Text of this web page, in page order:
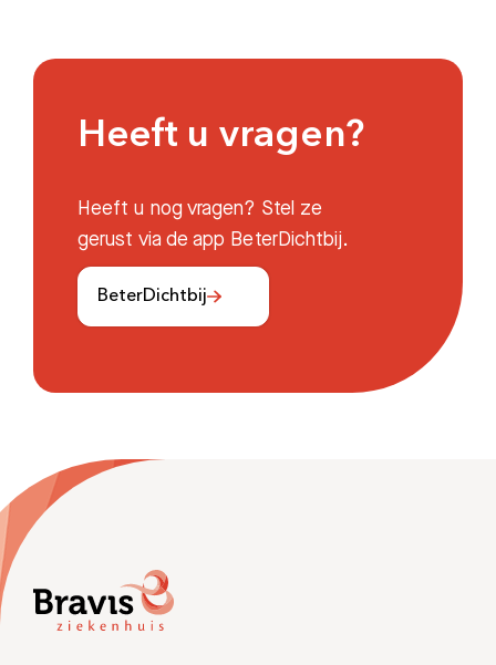
Heeft u vragen?
Heeft u nog vragen? Stel ze
gerust via de app BeterDichtbij.
BeterDichtbij